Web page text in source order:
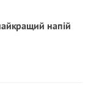
напій